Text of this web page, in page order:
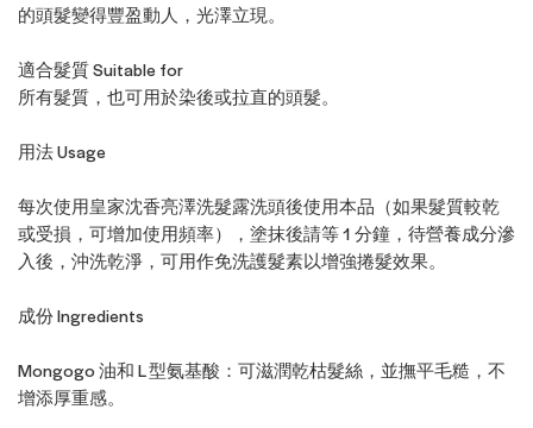
的頭髮變得豐盈動人，光澤立現。
適合髮質 Suitable for
所有髮質，也可用於染後或拉直的頭髮。
用法 Usage
每次使用皇家沈香亮澤洗髮露洗頭後使用本品（如果髮質較乾
或受損，可增加使用頻率），塗抹後請等 1 分鐘，待營養成分滲
入後，沖洗乾淨，可用作免洗護髮素以增強捲髮效果。
成份 Ingredients
Mongogo 油和 L 型氨基酸：可滋潤乾枯髮絲，並撫平毛糙，不
增添厚重感。